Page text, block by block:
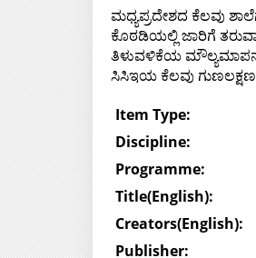
ಮಧ್ಯಪ್ರದೇಶದ ಕೆಲವು
ಕೊಠಡಿಯಲ್ಲಿ ಜಾರಿಗೆ
ತಿಳುವಳಿಕೆಯ ಮೌಲ್ಯಮಾಪನ,
ಸಿಸಿಇಯ ಕೆಲವು
Item Type:
Discipline:
Programme:
Title(English):
Creators(English):
Publisher: